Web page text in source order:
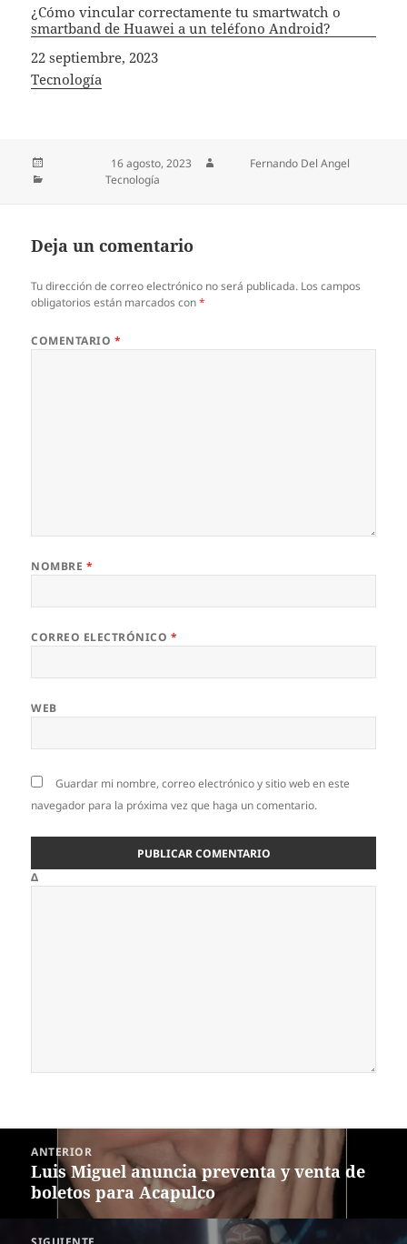
¿Cómo vincular correctamente tu smartwatch o
smartband de Huawei a un teléfono Android?
Fecha
22 septiembre, 2023
In relation to
Tecnología
16 agosto, 2023
Fernando Del Angel
CategoríasTecnología
Deja un comentario
Tu dirección de correo electrónico no será publicada. Los campos
obligatorios están marcados con*
COMENTARIO *
NOMBRE *
CORREO ELECTRÓNICO *
WEB
Guardar mi nombre, correo electrónico y sitio web en este
navegador para la próxima vez que haga un comentario.
Δ
entradas
ANTERIOR
Entrada
anterior:
Luis Miguel anuncia preventa y venta de
boletos para Acapulco